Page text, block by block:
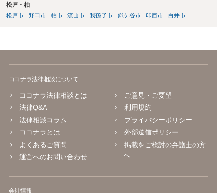
松戸・柏
松戸市
野田市 柏市 流山市 我孫子市 鎌ケ谷市 印西市 白井市
ココナラ法律相談について
ココナラ法律相談とは
法律Q&A
法律相談コラム
ココナラとは
よくあるご質問
運営へのお問い合わせ
ご意見・ご要望
利用規約
プライバシーポリシー
外部送信ポリシー
掲載をご検討の弁護士の方
へ
会社情報